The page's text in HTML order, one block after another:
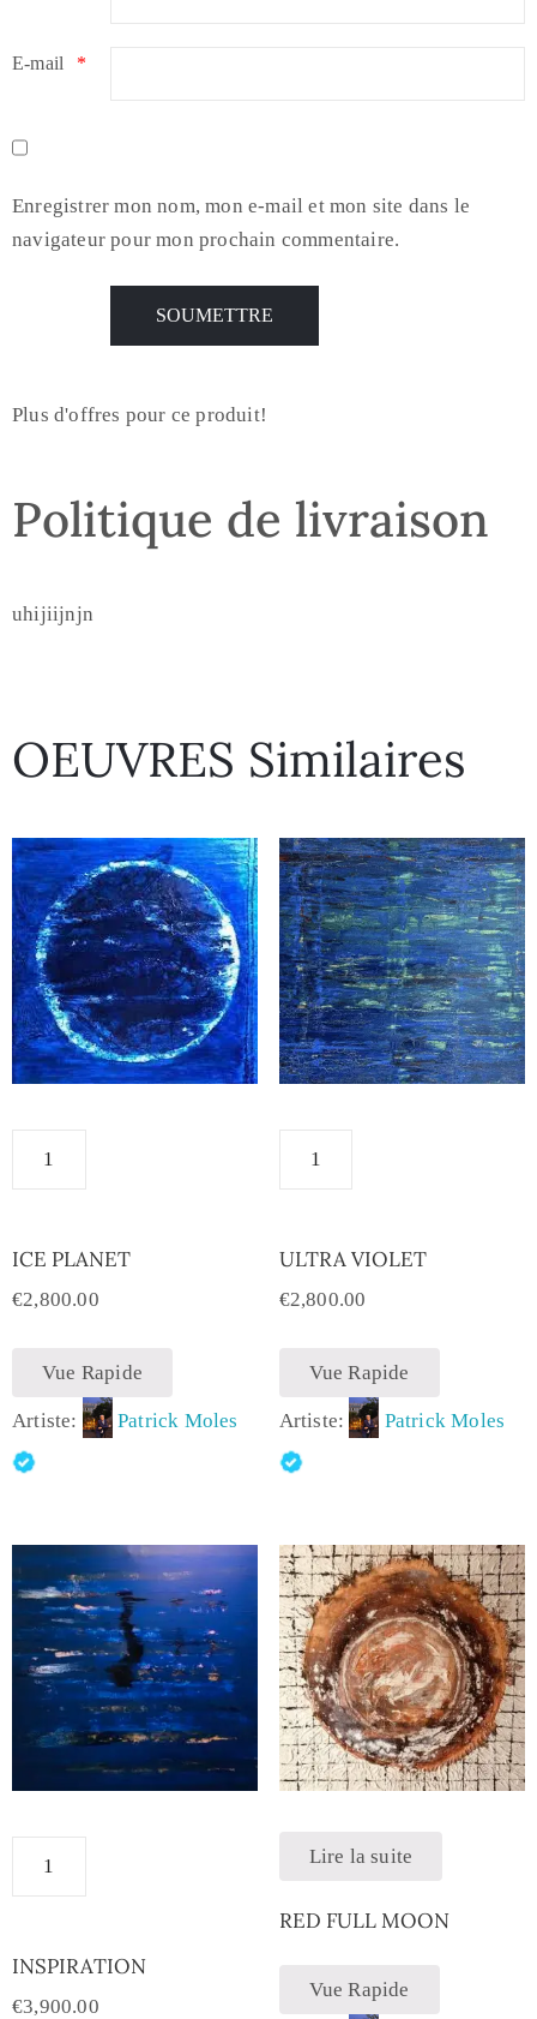
E-mail *
Enregistrer mon nom, mon e-mail et mon site dans le
navigateur pour mon prochain commentaire.
Plus d'offres pour ce produit!
Politique de livraison
uhijiijnjn
OEUVRES Similaires
ICE PLANET
€2,800.00
Vue Rapide
Artiste: Patrick Moles
ULTRA VIOLET
€2,800.00
Vue Rapide
Artiste: Patrick Moles
INSPIRATION
€3,900.00
Lire la suite
RED FULL MOON
Vue Rapide